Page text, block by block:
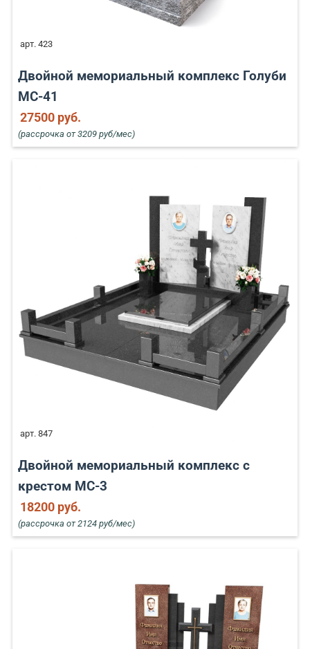
арт. 423
Двойной мемориальный комплекс Голуби
MC-41
27500 руб.
(рассрочка от 3209 руб/мес)
арт. 847
Двойной мемориальный комплекс с
крестом MC-3
18200 руб.
(рассрочка от 2124 руб/мес)